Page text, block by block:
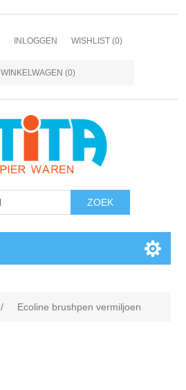
INLOGGEN WISHLIST (0)
WINKELWAGEN (0)
/ Ecoline brushpen vermiljoen